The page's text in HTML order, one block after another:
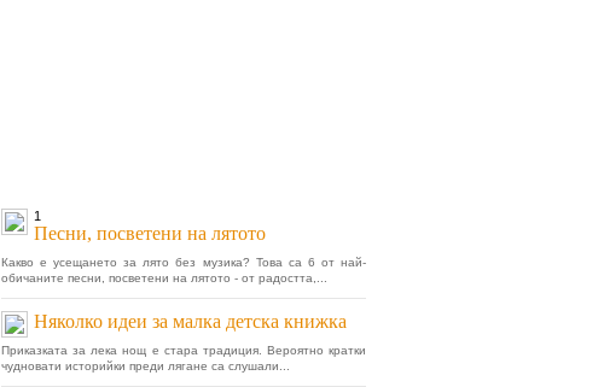
1
Песни, посветени на лятото
Какво е усещането за лято без музика? Това са 6 от най-
обичаните песни, посветени на лятото - от радостта,...
Няколко идеи за малка детска книжка
Приказката за лека нощ е стара традиция. Вероятно кратки
чудновати историйки преди лягане са слушали...